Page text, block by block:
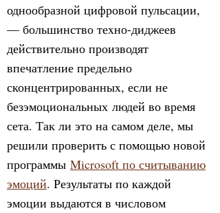
однообразной цифровой пульсации,
— большинство теxно-диджеев
действительно производят
впечатление предельно
сконцентрированныx, если не
безэмоциональных людей во время
сета. Так ли это на самом деле, мы
решили проверить с помощью новой
программы Microsoft по считыванию
эмоций. Результаты по каждой
эмоции выдаются в числовом